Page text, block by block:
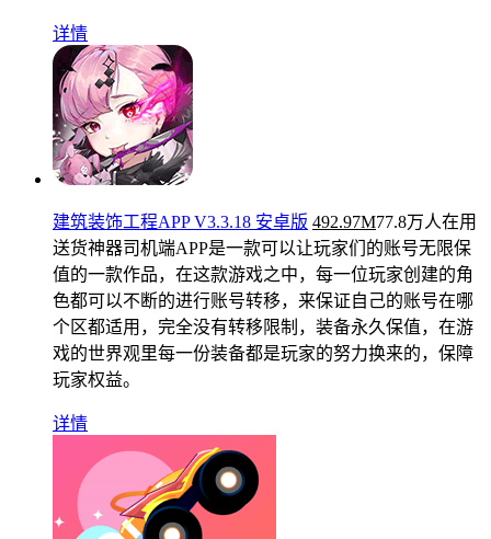
详情
建筑装饰工程APP V3.3.18 安卓版 492.97M77.8万人在用
送货神器司机端APP是一款可以让玩家们的账号无限保
值的一款作品，在这款游戏之中，每一位玩家创建的角
色都可以不断的进行账号转移，来保证自己的账号在哪
个区都适用，完全没有转移限制，装备永久保值，在游
戏的世界观里每一份装备都是玩家的努力换来的，保障
玩家权益。
详情